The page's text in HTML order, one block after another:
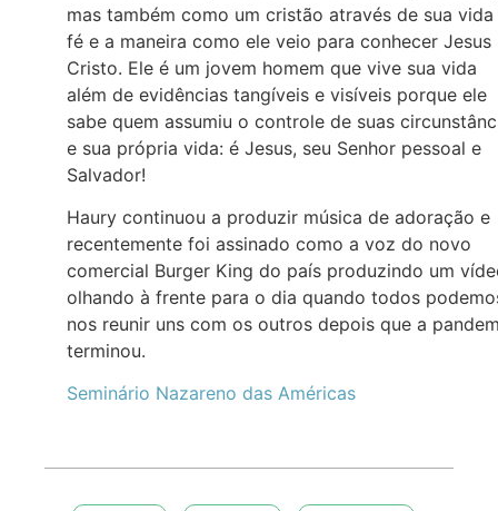
mas também como um cristão através de sua vida
fé e a maneira como ele veio para conhecer Jesus
Cristo. Ele é um jovem homem que vive sua vida
além de evidências tangíveis e visíveis porque ele
sabe quem assumiu o controle de suas
e sua própria vida: é Jesus, seu Senhor pessoal e
Salvador!
Haury continuou a produzir música de adoração e
recentemente foi assinado como a voz do novo
comercial Burger King do país produzindo um
olhando à frente para o dia quando todos
nos reunir uns com os outros depois que a
terminou.
Seminário Nazareno das Américas